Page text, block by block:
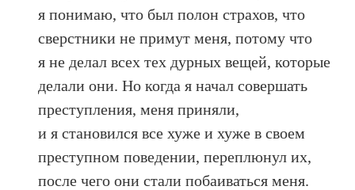
я понимаю, что был полон страхов, что
сверстники не примут меня, потому что
я не делал всех тех дурных вещей, которые
делали они. Но когда я начал совершать
преступления, меня приняли,
и я становился все хуже и хуже в своем
преступном поведении, переплюнул их,
после чего они стали побаиваться меня.